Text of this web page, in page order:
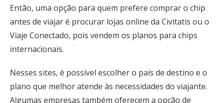
Então, uma opção para quem prefere comprar o chip
antes de viajar é procurar lojas online da Civitatis ou o
Viaje Conectado, pois vendem os planos para chips
internacionais.
Nesses sites, é possível escolher o país de destino e o
plano que melhor atende às necessidades do viajante.
Algumas empresas também oferecem a opção de